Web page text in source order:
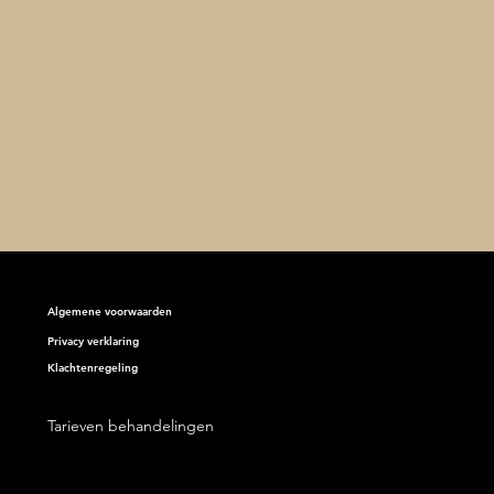
airco in Breda 31-
Algemene voorwaarden
Privacy verklaring
Klachtenregeling
Tarieven behandelingen